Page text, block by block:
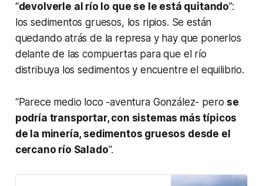
“devolverle al río lo que se le está quitando”:
los sedimentos gruesos, los ripios. Se están
quedando atrás de la represa y hay que ponerlos
delante de las compuertas para que el río
distribuya los sedimentos y encuentre el equilibrio.
“Parece medio loco -aventura González- pero se
podría transportar, con sistemas más típicos
de la minería, sedimentos gruesos desde el
cercano río Salado".